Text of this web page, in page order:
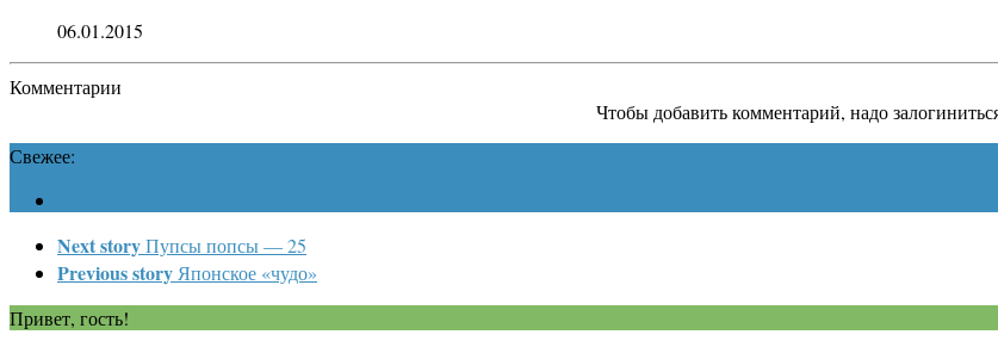
06.01.2015
Комментарии
Чтобы добавить комментарий, надо
Свежее:
Next storyПупсы попсы — 25
Previous story Японское «чудо»
Привет, гость!